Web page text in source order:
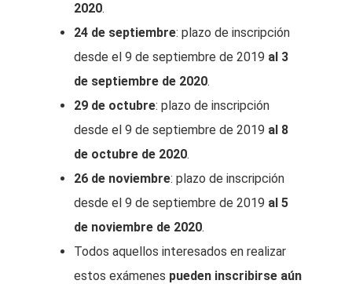
2020.
24 de septiembre: plazo de inscripción
desde el 9 de septiembre de 2019 al 3
de septiembre de 2020.
29 de octubre: plazo de inscripción
desde el 9 de septiembre de 2019 al 8
de octubre de 2020.
26 de noviembre: plazo de inscripción
desde el 9 de septiembre de 2019 al 5
de noviembre de 2020.
Todos aquellos interesados en realizar
estos exámenes pueden inscribirse aún